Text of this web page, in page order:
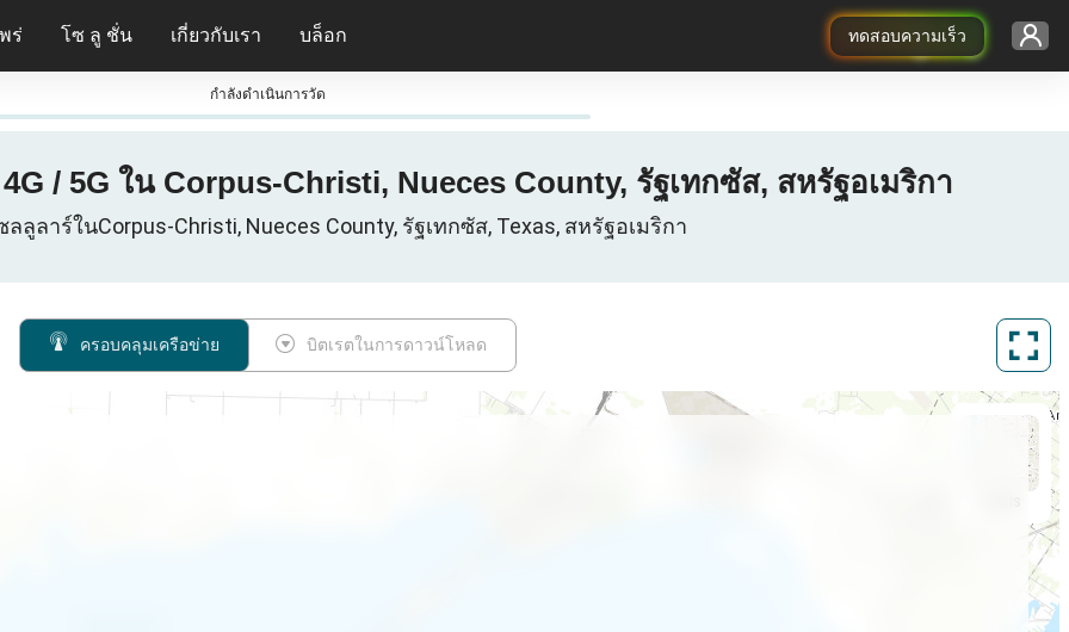
ทดสอบความเร็ว
ร่ โซ ลู ชั่น เกี่ยวกับเรา บล็อก
กําลังดําเนินการวัด
/ 5G ใน Corpus-Christi, Nueces County, รัฐเทกซัส, สหรัฐอเมริกา
ลูลาร์ในCorpus-Christi, Nueces County, รัฐเทกซัส, Texas, สหรัฐอเมริกา
ครอบคลุมเครือข่าย บิตเรตในการดาวน์โหลด